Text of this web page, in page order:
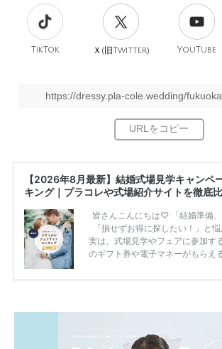
TikTok Ｘ(旧Twitter) YouTube
https://dressy.pla-cole.wedding/
【2026年8月最新】結婚式場見学キャンペ
キング｜プラコレや式場紹介サイトを徹底
皆さんこんにちは♡ 「結婚準備、
「損せずお得に探したい！」と
実は、式場見学やフェアに参加す
のギフト券や電子マネーがもらえ
ため、比較せずに選ぶと損をし
一番お得？」「プラコレの特典は